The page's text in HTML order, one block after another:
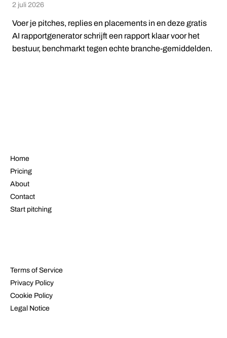
2 juli 2026
Voer je pitches, replies en placements in en deze gratis
AI rapportgenerator schrijft een rapport klaar voor het
bestuur, benchmarkt tegen echte branche-gemiddelden.
Home
Pricing
About
Contact
Start pitching
Terms of Service
Privacy Policy
Cookie Policy
Legal Notice